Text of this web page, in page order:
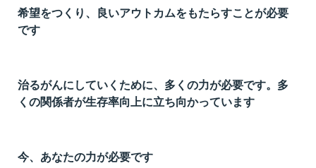
希望をつくり、良いアウトカムをもたらすことが必要
です
治るがんにしていくために、多くの力が必要です。多
くの関係者が生存率向上に立ち向かっています
今、あなたの力が必要です